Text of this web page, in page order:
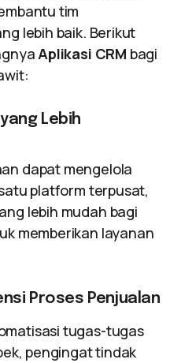
tim
lebih baik. Berikut
Aplikasi CRM bagi
Lebih
dapat mengelola
platform terpusat,
lebih mudah bagi
memberikan layanan
Proses Penjualan
tugas-tugas
pengingat tindak